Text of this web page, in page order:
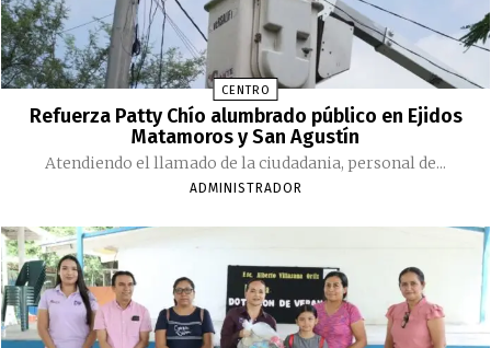
CENTRO
Refuerza Patty Chío alumbrado público en Ejidos
Matamoros y San Agustín
Atendiendo el llamado de la ciudadania, personal de...
ADMINISTRADOR